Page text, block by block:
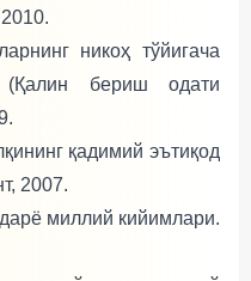
никоҳ тўйигача
(Қалин бериш одати
қадимий эътиқод
2007.
миллий кийимлари.